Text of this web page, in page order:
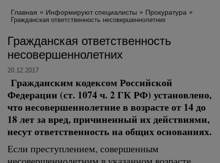
Главная Информируют специалисты Прокуратура
Гражданская ответственность несовершеннолетних
Гражданская ответственность
несовершеннолетних
20.12.2017
Гражданским кодексом Российской
Федерации (ст. 1074 ч. 2 ГК РФ) установлено,
что несовершеннолетние в возрасте от 14 до
18 лет за вред, причиненный их действиями,
несут ответственность на общих основаниях.
Если преступлением, совершенным